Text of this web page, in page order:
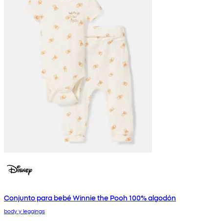
Conjunto para bebé Winnie the Pooh 100% algodón
body y leggings